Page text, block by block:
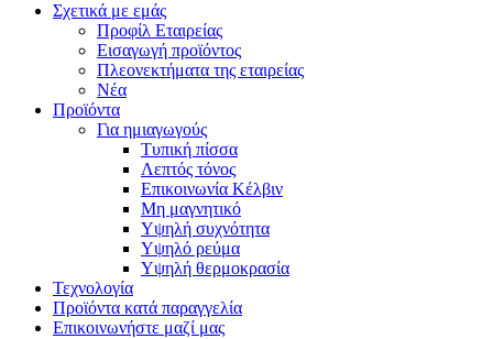
Σχετικά με εμάς
Προφίλ Εταιρείας
Εισαγωγή προϊόντος
Πλεονεκτήματα της εταιρείας
Νέα
Προϊόντα
Για ημιαγωγούς
Τυπική πίσσα
Λεπτός τόνος
Επικοινωνία Κέλβιν
Μη μαγνητικό
Υψηλή συχνότητα
Υψηλό ρεύμα
Υψηλή θερμοκρασία
Τεχνολογία
Προϊόντα κατά παραγγελία
Επικοινωνήστε μαζί μας